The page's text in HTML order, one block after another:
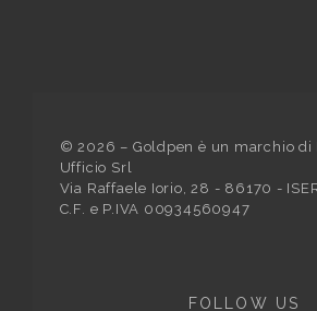
© 2026 – Goldpen è un marchio di
Ufficio Srl
Via Raffaele Iorio, 28 - 86170 -
C.F. e P.IVA 00934560947
FOLLOW US